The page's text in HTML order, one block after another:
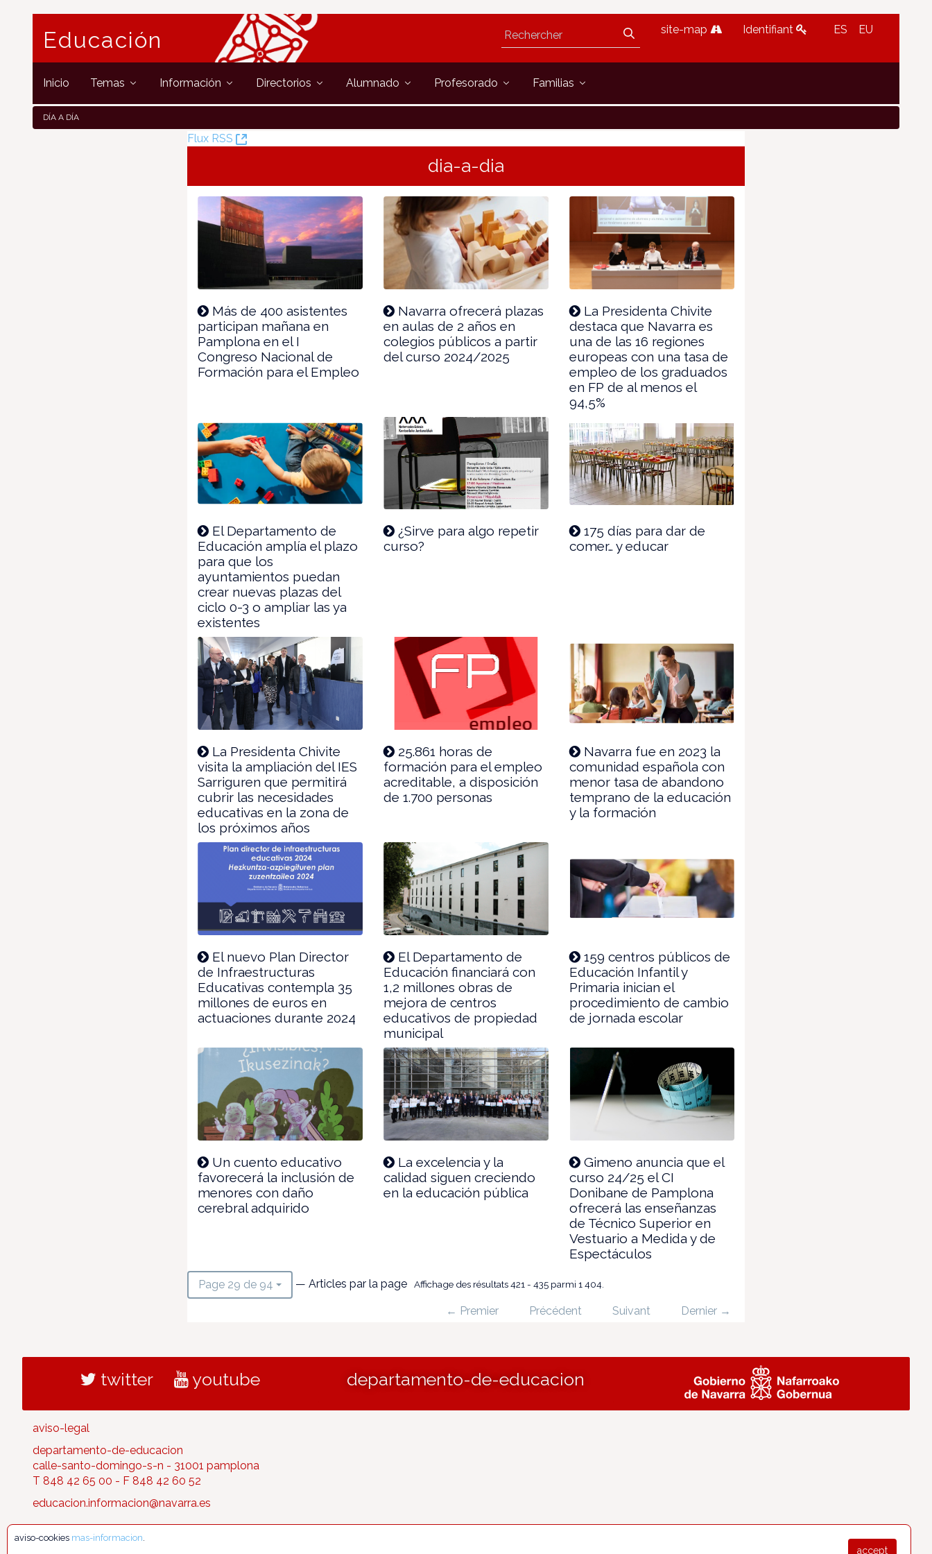
Educación site-map Identifiant ES EU
Inicio Temas Información Directorios Alumnado Profesorado Familias
DÍA A DÍA
Flux RSS
(Ouvre
fenêtre)
dia-a-dia
Más de 400 asistentes
participan mañana en
Pamplona en el I
Congreso Nacional de
Formación para el Empleo
Navarra ofrecerá plazas
en aulas de 2 años en
colegios públicos a partir
del curso 2024/2025
La Presidenta Chivite
destaca que Navarra es
una de las 16 regiones
europeas con una tasa de
empleo de los graduados
en FP de al menos el
94,5%
El Departamento de
Educación amplía el plazo
para que los
ayuntamientos puedan
crear nuevas plazas del
ciclo 0-3 o ampliar las ya
existentes
¿Sirve para algo repetir
curso?
175 días para dar de
comer… y educar
La Presidenta Chivite
visita la ampliación del IES
Sarriguren que permitirá
cubrir las necesidades
educativas en la zona de
los próximos años
25.861 horas de
formación para el empleo
acreditable, a disposición
de 1.700 personas
Navarra fue en 2023 la
comunidad española con
menor tasa de abandono
temprano de la educación
y la formación
El nuevo Plan Director
de Infraestructuras
Educativas contempla 35
millones de euros en
actuaciones durante 2024
El Departamento de
Educación financiará con
1,2 millones obras de
mejora de centros
educativos de propiedad
municipal
159 centros públicos de
Educación Infantil y
Primaria inician el
procedimiento de cambio
de jornada escolar
Un cuento educativo
favorecerá la inclusión de
menores con daño
cerebral adquirido
La excelencia y la
calidad siguen creciendo
en la educación pública
Gimeno anuncia que el
curso 24/25 el CI
Donibane de Pamplona
ofrecerá las enseñanzas
de Técnico Superior en
Vestuario a Medida y de
Espectáculos
Page 29 de 94 — Articles par la page Affichage des résultats 421 - 435 parmi 1 404.
← Premier Précédent Suivant Dernier →
twitter youtube departamento-de-educacion
aviso-legal
departamento-de-educacion
calle-santo-domingo-s-n - 31001 pamplona
T 848 42 65 00 - F 848 42 60 52
educacion.informacion@navarra.es
accept
aviso-cookies mas-informacion.